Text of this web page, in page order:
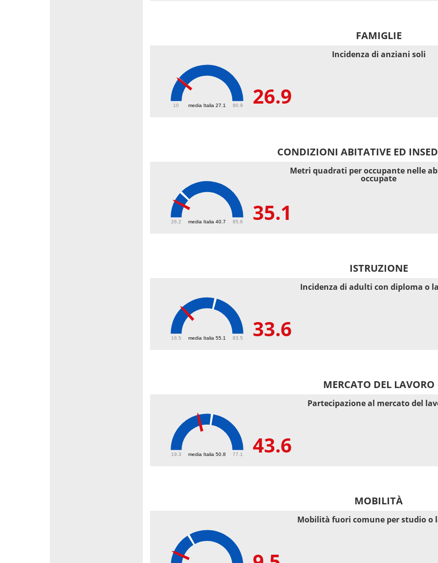
FAMIGLIE
media Italia 27.1
10 90.9 26.9
Incidenza di anziani soli
CONDIZIONI ABITATIVE ED
media Italia 40.7
26.2 85.6 35.1
Metri quadrati per occupante nelle
occupate
ISTRUZIONE
media Italia 55.1
16.5 83.5 33.6
Incidenza di adulti con diploma o
MERCATO DEL LAVORO
media Italia 50.8
19.3 77.1 43.6
Partecipazione al mercato del
MOBILITÀ
Mobilità fuori comune per studio o